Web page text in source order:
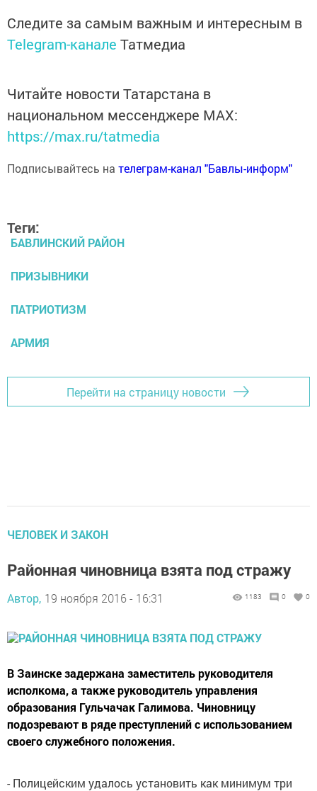
Следите за самым важным и интересным в
Telegram-канале Татмедиа
Читайте новости Татарстана в
национальном мессенджере MАХ:
https://max.ru/tatmedia
Подписывайтесь на телеграм-канал "Бавлы-информ"
Теги:
БАВЛИНСКИЙ РАЙОН
ПРИЗЫВНИКИ
ПАТРИОТИЗМ
АРМИЯ
Перейти на страницу новости
ЧЕЛОВЕК И ЗАКОН
Районная чиновница взята под стражу
Автор, 19 ноября 2016 - 16:31 1183 0 0
В Заинске задержана заместитель руководителя
исполкома, а также руководитель управления
образования Гульчачак Галимова. Чиновницу
подозревают в ряде преступлений с использованием
своего служебного положения.
- Полицейским удалось установить как минимум три